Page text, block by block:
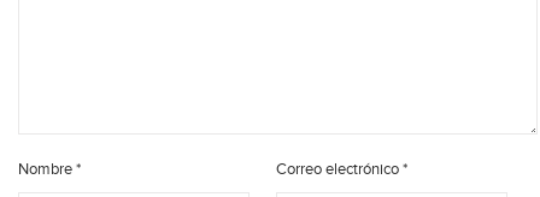
Nombre* Correo electrónico*